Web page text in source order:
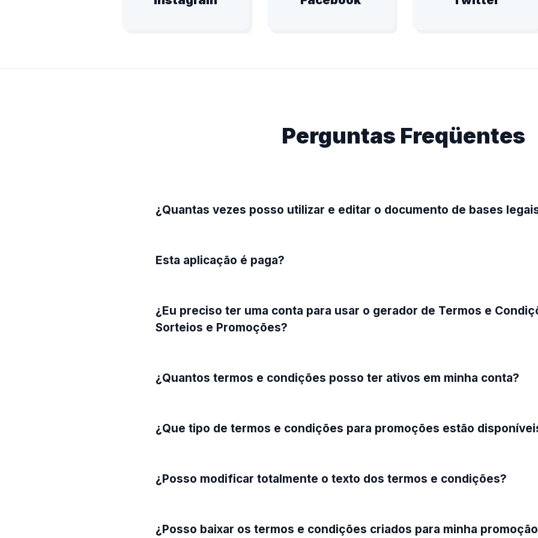
Perguntas Freqüentes
¿Quantas vezes posso utilizar e editar o documento de bases
Esta aplicação é paga?
¿Eu preciso ter uma conta para usar o gerador de Termos e
Sorteios e Promoções?
¿Quantos termos e condições posso ter ativos em minha conta?
¿Que tipo de termos e condições para promoções estão
¿Posso modificar totalmente o texto dos termos e condições?
¿Posso baixar os termos e condições criados para minha